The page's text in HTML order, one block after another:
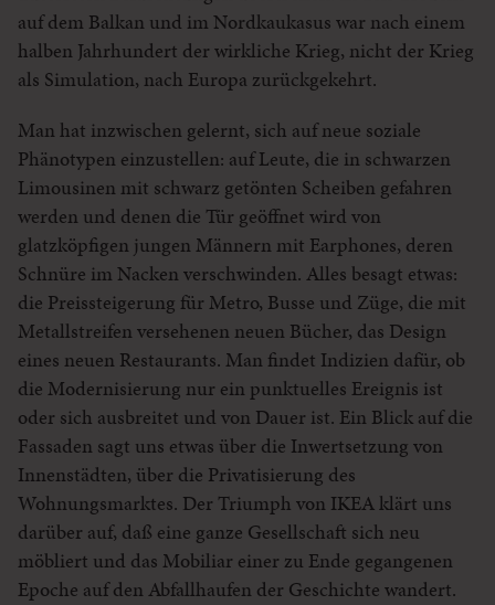
auf dem Balkan und im Nordkaukasus war nach einem
halben Jahrhundert der wirkliche Krieg, nicht der Krieg
als Simulation, nach Europa zurückgekehrt.
Man hat inzwischen gelernt, sich auf neue soziale
Phänotypen einzustellen: auf Leute, die in schwarzen
Limousinen mit schwarz getönten Scheiben gefahren
werden und denen die Tür geöffnet wird von
glatzköpfigen jungen Männern mit Earphones, deren
Schnüre im Nacken verschwinden. Alles besagt etwas:
die Preissteigerung für Metro, Busse und Züge, die mit
Metallstreifen versehenen neuen Bücher, das Design
eines neuen Restaurants. Man findet Indizien dafür, ob
die Modernisierung nur ein punktuelles Ereignis ist
oder sich ausbreitet und von Dauer ist. Ein Blick auf die
Fassaden sagt uns etwas über die Inwertsetzung von
Innenstädten, über die Privatisierung des
Wohnungsmarktes. Der Triumph von IKEA klärt uns
darüber auf, daß eine ganze Gesellschaft sich neu
möbliert und das Mobiliar einer zu Ende gegangenen
Epoche auf den Abfallhaufen der Geschichte wandert.